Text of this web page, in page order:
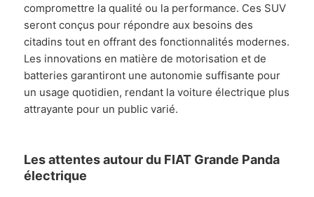
compromettre la qualité ou la performance. Ces SUV
seront conçus pour répondre aux besoins des
citadins tout en offrant des fonctionnalités modernes.
Les innovations en matière de motorisation et de
batteries garantiront une autonomie suffisante pour
un usage quotidien, rendant la voiture électrique plus
attrayante pour un public varié.
Les attentes autour du FIAT Grande Panda
électrique